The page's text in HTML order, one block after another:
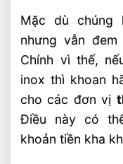
Mặc dù chúng
nhưng vẫn
Chính vì thế,
inox thì khoan
cho các đơn vị
Điều này có
khoản tiền kha